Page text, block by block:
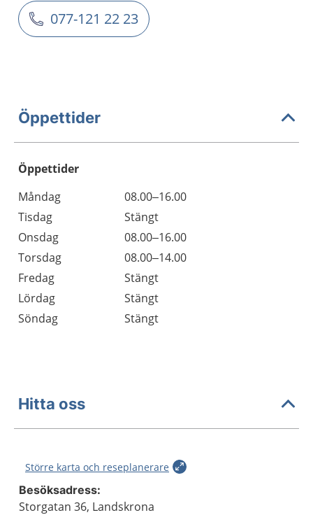
077-121 22 23
Öppettider
Öppettider
Dag
Öppettider
Kommentarer
Måndag
08.00–16.00
Tisdag
Stängt
Onsdag
08.00–16.00
Torsdag
08.00–14.00
Fredag
Stängt
Lördag
Stängt
Söndag
Stängt
Hitta oss
Större karta och reseplanerare
Besöksadress:
Storgatan 36, Landskrona